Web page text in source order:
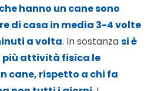
hanno un cane sono
di casa in media 3-4 volte
a volta. In sostanzasi è
più attività fisica le
cane, rispetto a chi fa